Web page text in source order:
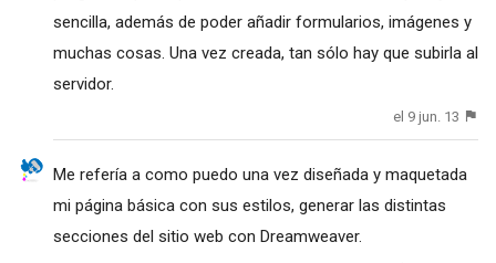
sencilla, además de poder añadir formularios, imágenes y
muchas cosas. Una vez creada, tan sólo hay que subirla al
servidor.
el 9 jun. 13
Me refería a como puedo una vez diseñada y maquetada
mi página básica con sus estilos, generar las distintas
secciones del sitio web con Dreamweaver.